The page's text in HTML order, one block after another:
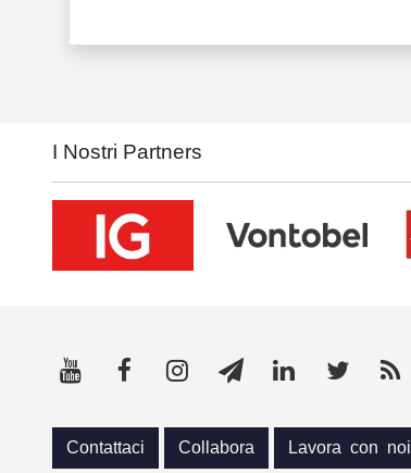
I Nostri Partners
Contattaci Collabora Lavora con noi